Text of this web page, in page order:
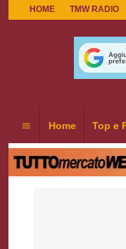
HOME TMW RADIO
Home Top e